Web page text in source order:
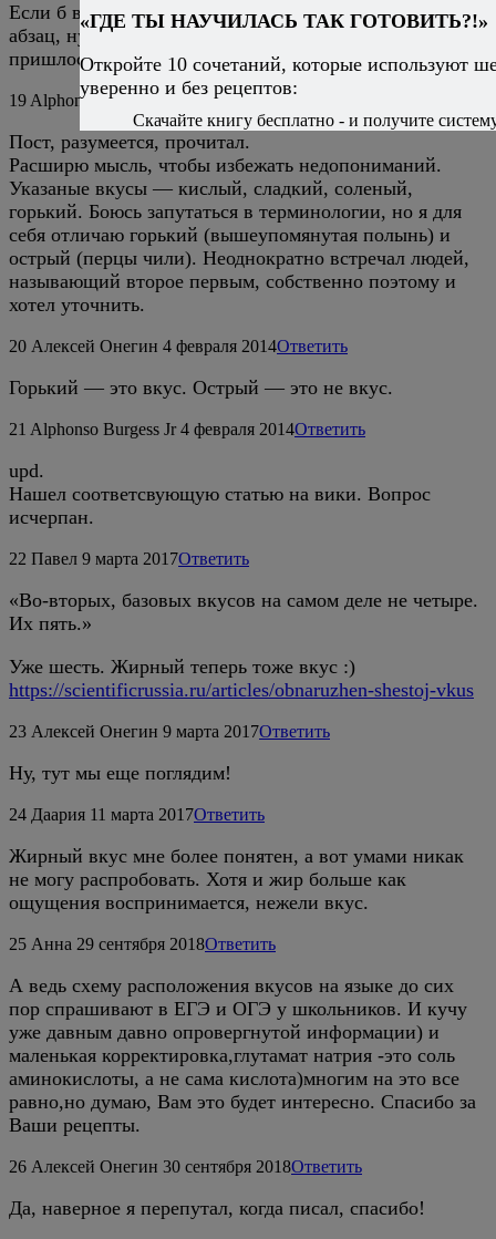
Если б вы сначала прочитали пост (хотя бы первый
абзац, ну хотя бы картинку посмотрели) — наверное,
пришлось бы придумывать другой вопрос.
19 Alphonso Burgess Jr 4 февраля 2014Ответить
Пост, разумеется, прочитал.
Расширю мысль, чтобы избежать недопониманий.
Указаные вкусы — кислый, сладкий, соленый,
горький. Боюсь запутаться в терминологии, но я для
себя отличаю горький (вышеупомянутая полынь) и
острый (перцы чили). Неоднократно встречал людей,
называющий второе первым, собственно поэтому и
хотел уточнить.
20 Алексей Онегин 4 февраля 2014Ответить
Горький — это вкус. Острый — это не вкус.
21 Alphonso Burgess Jr 4 февраля 2014Ответить
upd.
Нашел соответсвующую статью на вики. Вопрос
исчерпан.
22 Павел 9 марта 2017Ответить
«Во-вторых, базовых вкусов на самом деле не четыре.
Их пять.»
Уже шесть. Жирный теперь тоже вкус :)
https://scientificrussia.ru/articles/obnaruzhen-shestoj-vkus
23 Алексей Онегин 9 марта 2017Ответить
Ну, тут мы еще поглядим!
24 Даария 11 марта 2017Ответить
Жирный вкус мне более понятен, а вот умами никак
не могу распробовать. Хотя и жир больше как
ощущения воспринимается, нежели вкус.
25 Анна 29 сентября 2018Ответить
А ведь схему расположения вкусов на языке до сих
пор спрашивают в ЕГЭ и ОГЭ у школьников. И кучу
уже давным давно опровергнутой информации) и
маленькая корректировка,глутамат натрия -это соль
аминокислоты, а не сама кислота)многим на это все
равно,но думаю, Вам это будет интересно. Спасибо за
Ваши рецепты.
26 Алексей Онегин 30 сентября 2018Ответить
Да, наверное я перепутал, когда писал, спасибо!
«ГДЕ ТЫ НАУЧИЛАСЬ ТАК ГОТОВИТЬ?!»
Откройте 10 сочетаний, которые используют
уверенно и без рецептов:
Скачайте книгу бесплатно - и получите